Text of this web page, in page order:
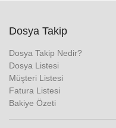
Dosya Takip
Dosya Takip Nedir?
Dosya Listesi
Müşteri Listesi
Fatura Listesi
Bakiye Özeti